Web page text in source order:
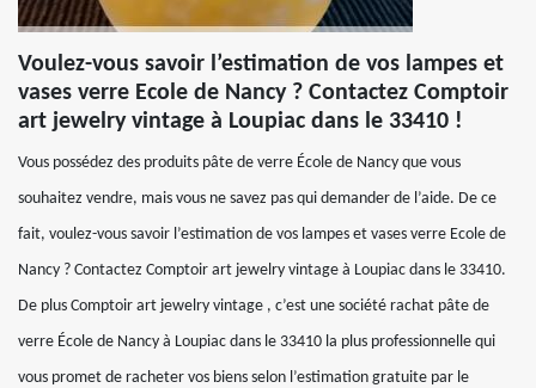
Voulez-vous savoir l’estimation de vos lampes et
vases verre Ecole de Nancy ? Contactez Comptoir
art jewelry vintage à Loupiac dans le 33410 !
Vous possédez des produits pâte de verre École de Nancy que vous
souhaitez vendre, mais vous ne savez pas qui demander de l’aide. De ce
fait, voulez-vous savoir l’estimation de vos lampes et vases verre Ecole de
Nancy ? Contactez Comptoir art jewelry vintage à Loupiac dans le 33410.
De plus Comptoir art jewelry vintage , c’est une société rachat pâte de
verre École de Nancy à Loupiac dans le 33410 la plus professionnelle qui
vous promet de racheter vos biens selon l’estimation gratuite par le